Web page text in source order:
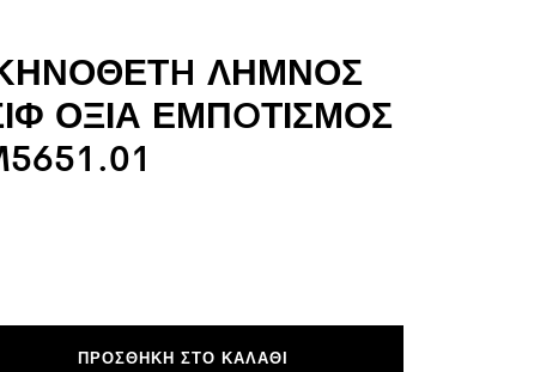
ΛΗΜΝΟΣ
ΟΞΙΑ ΕΜΠOΤΙΣΜΟΣ
ΠΡΟΣΘΉΚΗ ΣΤΟ ΚΑΛΆΘΙ